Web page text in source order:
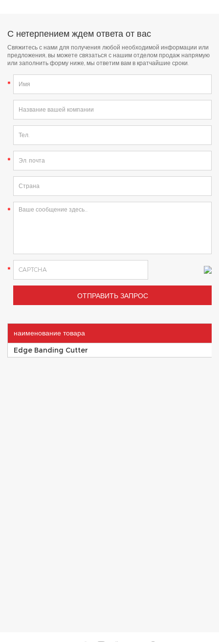
С нетерпением ждем ответа от вас
Свяжитесь с нами для получения любой необходимой информации или
предложения, вы можете связаться с нашим отделом продаж напрямую
или заполнить форму ниже, мы ответим вам в кратчайшие сроки.
наименование товара
Edge Banding Cutter